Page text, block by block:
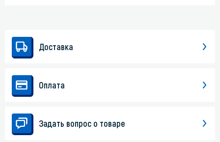
Доставка
Оплата
Задать вопрос о товаре